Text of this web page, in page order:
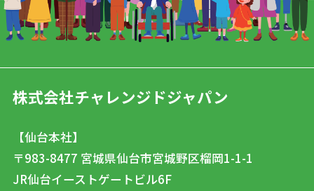
株式会社チャレンジドジャパン
【仙台本社】
〒983-8477 宮城県仙台市宮城野区榴岡1-1-1
JR仙台イーストゲートビル6F